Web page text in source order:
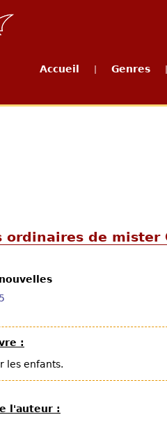
Accueil Genres
ordinaires de mister
:
les enfants.
l'auteur :